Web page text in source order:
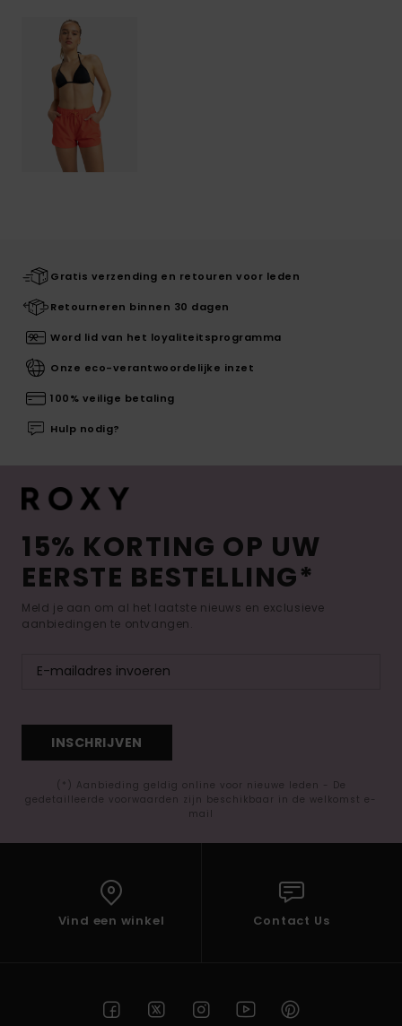
Gratis verzending en retouren voor leden
Retourneren binnen 30 dagen
Word lid van het loyaliteitsprogramma
Onze eco-verantwoordelijke inzet
100% veilige betaling
Hulp nodig?
15% KORTING OP UW
EERSTE BESTELLING*
Meld je aan om al het laatste nieuws en exclusieve
aanbiedingen te ontvangen.
INSCHRIJVEN
(*) Aanbieding geldig online voor nieuwe leden - De
gedetailleerde voorwaarden zijn beschikbaar in de welkomst e-
mail
Vind een winkel Contact Us